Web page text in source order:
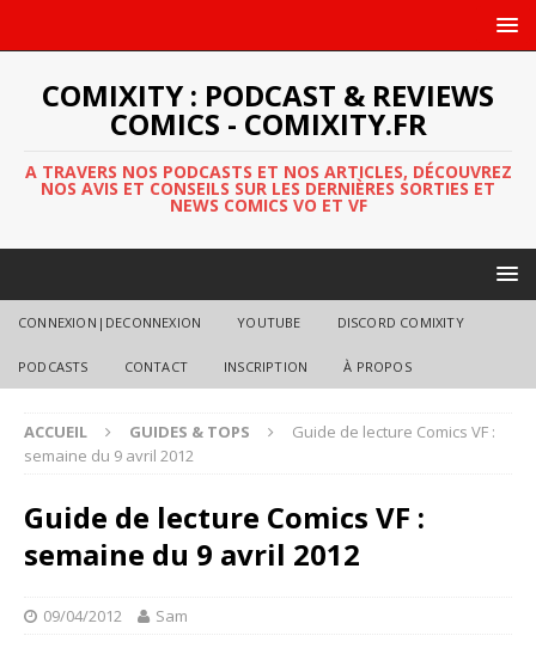
COMIXITY : PODCAST & REVIEWS
COMICS - COMIXITY.FR
A TRAVERS NOS PODCASTS ET NOS ARTICLES, DÉCOUVREZ
NOS AVIS ET CONSEILS SUR LES DERNIÈRES SORTIES ET
NEWS COMICS VO ET VF
CONNEXION|DECONNEXION YOUTUBE DISCORD COMIXITY
PODCASTS CONTACT INSCRIPTION À PROPOS
ACCUEIL GUIDES & TOPS
Guide de lecture Comics VF :
semaine du 9 avril 2012
Guide de lecture Comics VF :
semaine du 9 avril 2012
09/04/2012 Sam